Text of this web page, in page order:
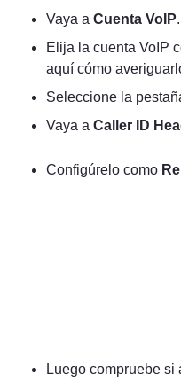
Vaya a Cuenta VoIP.
Elija la cuenta VoIP
aquí cómo
Seleccione la
Vaya a Caller ID
Configúrelo como
Luego compruebe